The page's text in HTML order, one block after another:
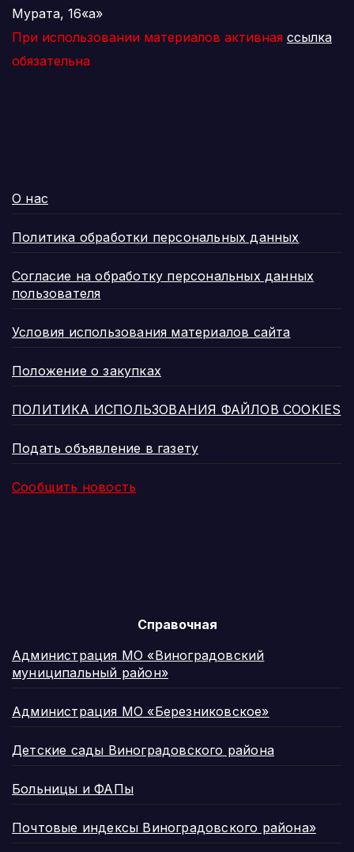
Мурата, 16«а»
При использовании материалов активная ссылка
обязательна
О нас
Политика обработки персональных данных
Согласие на обработку персональных данных
пользователя
Условия использования материалов сайта
Положение о закупках
ПОЛИТИКА ИСПОЛЬЗОВАНИЯ ФАЙЛОВ COOKIES
Подать объявление в газету
Сообщить новость
Справочная
Администрация МО «Виноградовский
муниципальный район»
Администрация МО «Березниковское»
Детские сады Виноградовского района
Больницы и ФАПы
Почтовые индексы Виноградовского района»